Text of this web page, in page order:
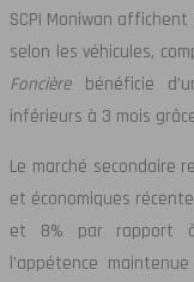
SCPI Moniwan
selon les véhicules,
Foncièrebénéficie
inférieurs à 3 mois
Le marché secondaire
et économiques
et 8% par rapport
l’appétence